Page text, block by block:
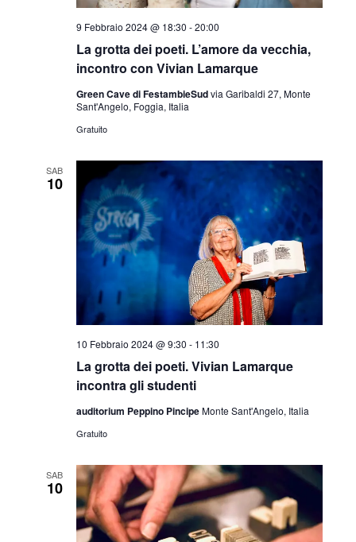
La grotta dei poeti. L’amore da vecchia,
incontro con Vivian Lamarque
9 Febbraio 2024 @ 18:30 -20:00
Green Cave di FestambieSudvia Garibaldi 27, Monte
Sant'Angelo, Foggia, Italia
Gratuito
SAB
10
La grotta dei poeti. Vivian Lamarque
incontra gli studenti
10 Febbraio 2024 @ 9:30 - 11:30
auditorium Peppino PincipeMonte Sant'Angelo, Italia
Gratuito
SAB
10